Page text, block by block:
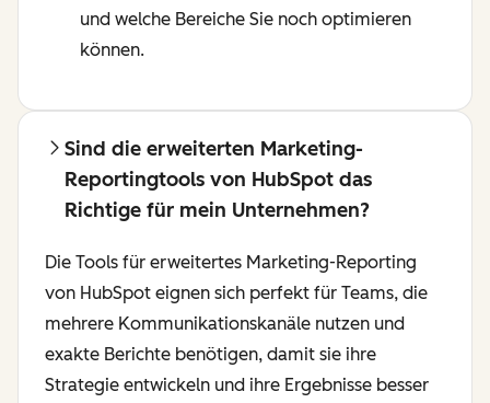
und welche Bereiche Sie noch optimieren
können.
Sind die erweiterten Marketing-
Reportingtools von HubSpot das
Richtige für mein Unternehmen?
Die Tools für erweitertes Marketing-Reporting
von HubSpot eignen sich perfekt für Teams, die
mehrere Kommunikationskanäle nutzen und
exakte Berichte benötigen, damit sie ihre
Strategie entwickeln und ihre Ergebnisse besser